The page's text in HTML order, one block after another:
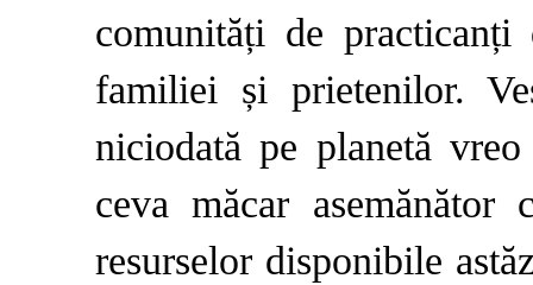
comunități de
familiei și prietenilor.
niciodată pe planetă
ceva măcar asemănător
resurselor disponibile